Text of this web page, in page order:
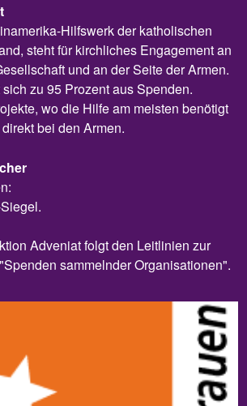
Hilfswerk der katholischen
steht für kirchliches Engagement an
und an der Seite der Armen.
zu 95 Prozent aus Spenden.
wo die Hilfe am meisten benötigt
bei den Armen.
Adveniat folgt den Leitlinien zur
sammelnder Organisationen".